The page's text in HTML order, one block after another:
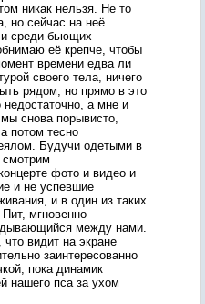
никак нельзя. Не то
но сейчас на неё
и среди бьющих
её крепче, чтобы
времени едва ли
своего тела, ничего
рядом, но прямо в это
а мне и
снова порывисто,
потом тесно
Будучи одетыми в
фото и видео и
и не успевшие
и в один из таких
мгновенно
между нами.
видит на экране
заинтересованно
пока динамик
нашего пса за ухом